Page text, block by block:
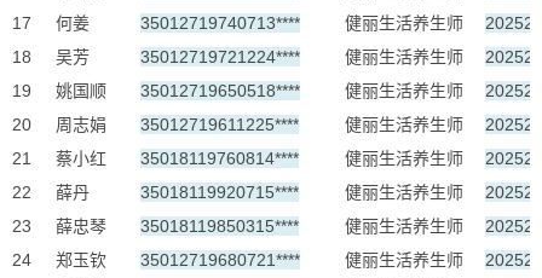
17
何姜 35012719740713**** 健丽生活养生师
18
吴芳 35012719721224**** 健丽生活养生师
19
姚国顺 35012719650518**** 健丽生活养生师
20
周志娟 35012719611225**** 健丽生活养生师
21
蔡小红 35018119760814**** 健丽生活养生师
22
薛丹 35018119920715**** 健丽生活养生师
23
薛忠琴 35018119850315**** 健丽生活养生师
24
郑玉钦 35012719680721**** 健丽生活养生师